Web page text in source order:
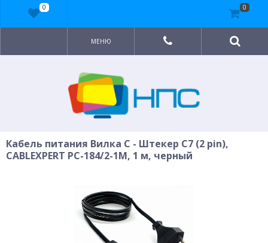
МЕНЮ
Кабель питания Вилка C - Штекер C7 (2 pin),
CABLEXPERT PC-184/2-1М, 1 м, черный
0 0